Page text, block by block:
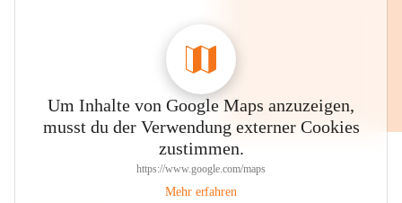
Um Inhalte von Google Maps anzuzeigen,
musst du der Verwendung externer Cookies
zustimmen.
https://www.google.com/maps
Mehr erfahren